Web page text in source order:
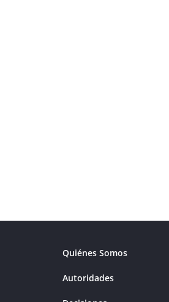
Quiénes Somos
Autoridades